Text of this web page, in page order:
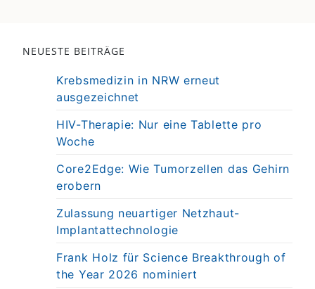
NEUESTE BEITRÄGE
Krebsmedizin in NRW erneut
ausgezeichnet
HIV-Therapie: Nur eine Tablette pro
Woche
Core2Edge: Wie Tumorzellen das Gehirn
erobern
Zulassung neuartiger Netzhaut-
Implantattechnologie
Frank Holz für Science Breakthrough of
the Year 2026 nominiert